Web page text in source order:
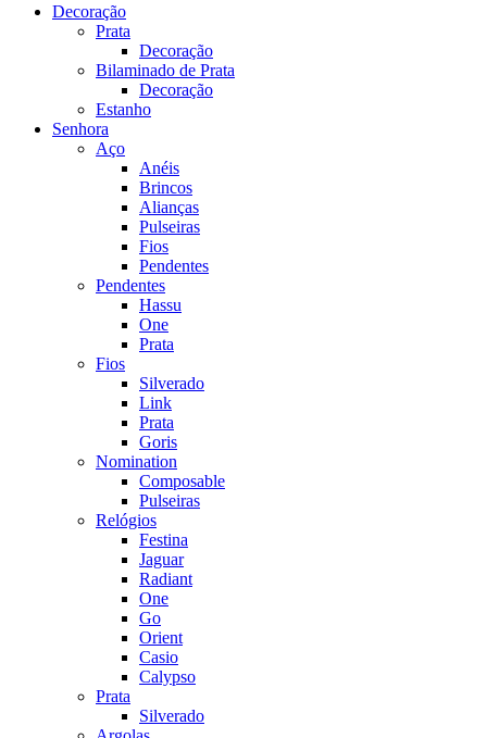
Decoração
Prata
Decoração
Bilaminado de Prata
Decoração
Estanho
Senhora
Aço
Anéis
Brincos
Alianças
Pulseiras
Fios
Pendentes
Pendentes
Hassu
One
Prata
Fios
Silverado
Link
Prata
Goris
Nomination
Composable
Pulseiras
Relógios
Festina
Jaguar
Radiant
One
Go
Orient
Casio
Calypso
Prata
Silverado